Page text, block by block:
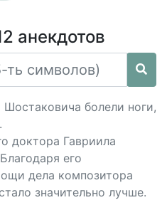
анекдотов
болели ноги,
доктора Гавриила
его
дела композитора
значительно лучше.